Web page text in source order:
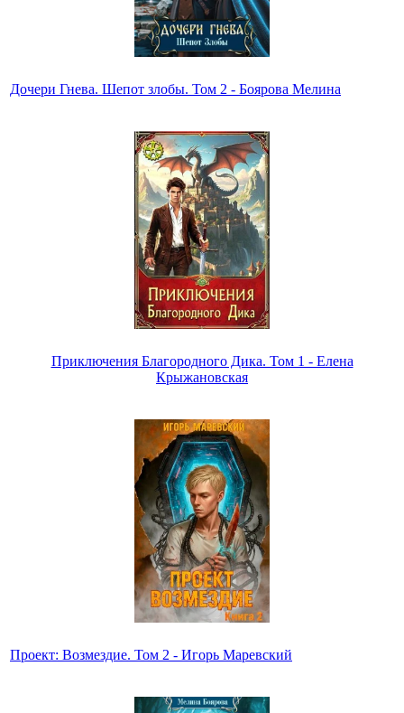
Дочери Гнева. Шепот злобы. Том 2 - Боярова Мелина
Приключения Благородного Дика. Том 1 - Елена
Крыжановская
Проект: Возмездие. Том 2 - Игорь Маревский